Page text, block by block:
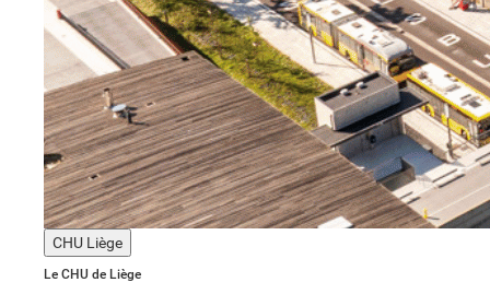
CHU Liège
Le CHU de Liège